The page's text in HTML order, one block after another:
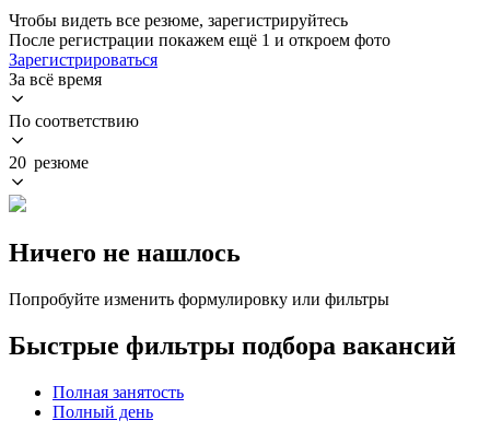
Чтобы видеть все резюме, зарегистрируйтесь
После регистрации покажем ещё 1 и откроем фото
Зарегистрироваться
За всё время
По соответствию
20 резюме
Ничего не нашлось
Попробуйте изменить формулировку или фильтры
Быстрые фильтры подбора вакансий
Полная занятость
Полный день